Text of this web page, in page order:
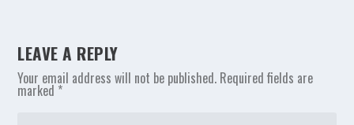
LEAVE A REPLY
Your email address will not be published. Required fields are
marked *